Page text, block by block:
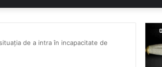
de a intra în incapacitate de